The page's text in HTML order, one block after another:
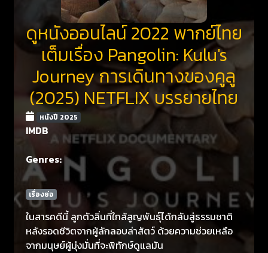
ดูหนังออนไลน์ 2022 พากย์ไทย
เต็มเรื่อง Pangolin: Kulu's
Journey การเดินทางของคูลู
(2025) NETFLIX บรรยายไทย
หนังปี 2025
IMDB
Genres:
เรื่องย่อ
ในสารคดีนี้ ลูกตัวลิ่นที่ใกล้สูญพันธุ์ได้กลับสู่ธรรมชาติ
หลังรอดชีวิตจากผู้ลักลอบล่าสัตว์ ด้วยความช่วยเหลือ
จากมนุษย์ผู้มุ่งมั่นที่จะพิทักษ์ดูแลมัน